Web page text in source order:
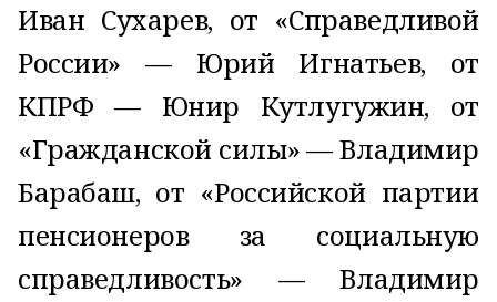
Иван Сухарев, от «Справедливой
России» — Юрий Игнатьев, от
КПРФ — Юнир Кутлугужин, от
«Гражданской силы» — Владимир
Барабаш, от «Российской партии
пенсионеров за социальную
справедливость» — Владимир